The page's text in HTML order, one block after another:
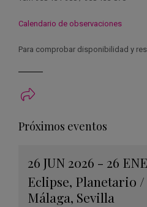
Calendario de observaciones
Para comprobar disponibilidad y
Próximos eventos
26 JUN 2026 - 26
Eclipse, Planetario /
Málaga, Sevilla